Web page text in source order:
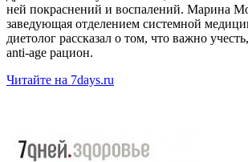
ней покраснений и воспалений. Марина
заведующая отделением системной
диетолог рассказал о том, что важно
anti-age рацион.
Читайте на 7days.ru